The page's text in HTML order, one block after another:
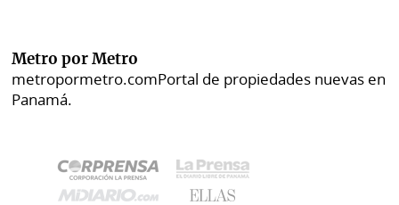
Metro por Metro
metropormetro.comPortal de propiedades nuevas en
Panamá.